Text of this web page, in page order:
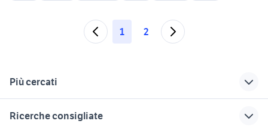
1 2
Più cercati
Ricerche consigliate